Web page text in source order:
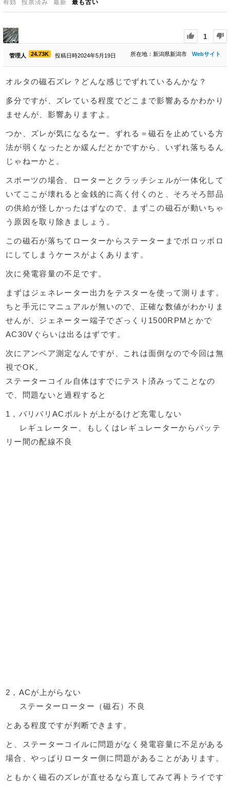
有効 投票済み 最新 最も古い
1
管理人 24.73K 投稿日時2024年5月19日 Webサイト
所在地：新潟県新潟市
オルタの磁石ズレ？どんな感じでずれているんかな？
多分ですが、ズレている程度でどこまで影響あるかわかり
ませんが、影響ありますよ。
つか、ズレが気になるなー。ずれる＝磁石を止めている方
法が弱くなったとか緩んだとかですから、いずれ落ちるん
じゃねーかと。
スポーツの場合、ローターとクラッチシェルが一体化して
いてここが壊れると金銭的に高く付くのと、そろそろ部品
の供給が怪しかったはずなので、まずこの磁石が動いちゃ
う原因を取り除きましょう。
この磁石が落ちてローターからステーターまでボロッボロ
にしてしまうケースがよくあります。
次に発電容量の不足です。
まずはジェネレーター出力をテスターを使って測ります。
ちと手元にマニュアルが無いので、正確な数値がわかりま
せんが、ジェネーター端子でざっくり1500RPMとかで
AC30Vぐらいは出るはずです。
次にアンペア測定なんですが、これは面倒なので今回は無
視でOK。
ステーターコイル自体はすでにテスト済みってことなの
で、問題ないと過程すると
1，バリバリACボルトが上がるけど充電しない
レギュレーター、もしくはレギュレーターからバッテ
リー間の配線不良
2，ACが上がらない
ステーターローター（磁石）不良
とある程度ですが判断できます。
と、ステーターコイルに問題がなく発電容量に不足がある
場合、やっぱりローター側に問題があることがあります。
ともかく磁石のズレが直せるなら直してみて再トライです